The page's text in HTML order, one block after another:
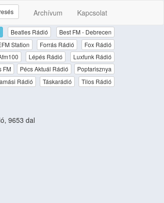
Archívum Kapcsolat
Beatles Rádió
Best FM - Debrecen
Station Forrás Rádió
Fox Rádió
Lépés Rádió
Luxfunk Rádió
FM Pécs Aktuál Rádió
Poptarisznya
Rádió Táskarádió
Tilos Rádió
9653 dal